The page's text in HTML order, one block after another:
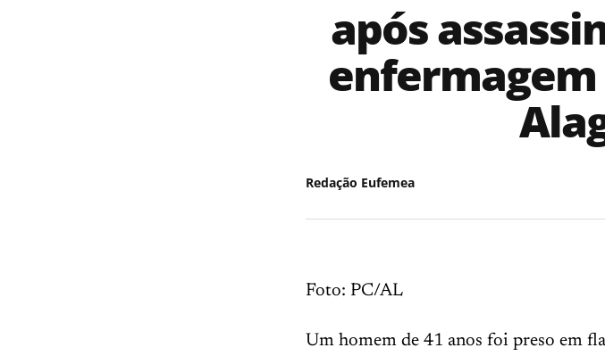
após
enfermagem
Redação Eufemea
Foto: PC/AL
Um homem de 41 anos foi preso em